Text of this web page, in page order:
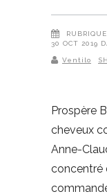
RUBRIQUE
30 OCT 2019
Ventilo
Prospère
cheveux
Anne-
concentré